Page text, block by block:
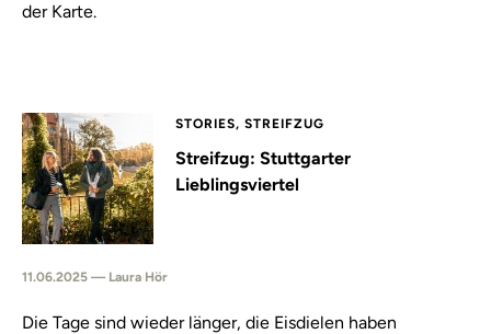
der Karte.
STORIES, STREIFZUG
Streifzug: Stuttgarter
Lieblingsviertel
11.06.2025 — Laura Hör
Die Tage sind wieder länger, die Eisdielen haben